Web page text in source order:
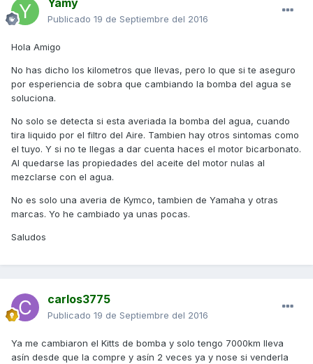
Yamy
Publicado 19 de Septiembre del 2016
Hola Amigo
No has dicho los kilometros que llevas, pero lo que si te aseguro
por esperiencia de sobra que cambiando la bomba del agua se
soluciona.
No solo se detecta si esta averiada la bomba del agua, cuando
tira liquido por el filtro del Aire. Tambien hay otros sintomas como
el tuyo. Y si no te llegas a dar cuenta haces el motor bicarbonato.
Al quedarse las propiedades del aceite del motor nulas al
mezclarse con el agua.
No es solo una averia de Kymco, tambien de Yamaha y otras
marcas. Yo he cambiado ya unas pocas.
Saludos
carlos3775
Publicado 19 de Septiembre del 2016
Ya me cambiaron el Kitts de bomba y solo tengo 7000km lleva
asín desde que la compre y asín 2 veces ya y nose si venderla